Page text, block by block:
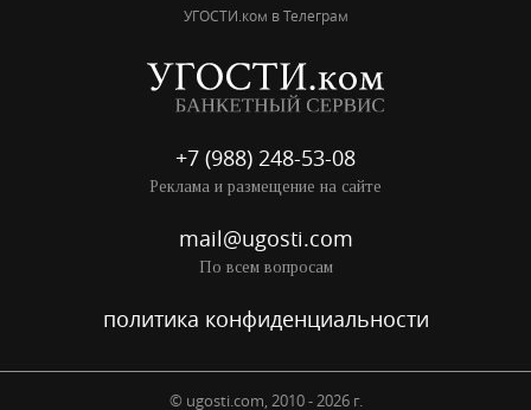
УГОСТИ.ком в Телеграм
+7 (988) 248-53-08
Реклама и размещение на сайте
mail@ugosti.com
По всем вопросам
политика конфиденциальности
© ugosti.com, 2010 - 2026 г.